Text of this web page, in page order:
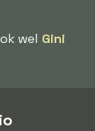
wel Gini